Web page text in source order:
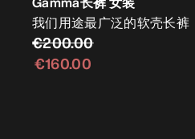
我们用途最广泛的软壳长裤
€200.00
€160.00